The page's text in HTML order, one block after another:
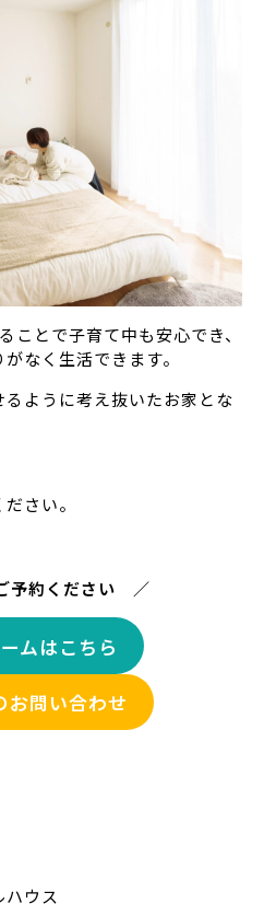
ことで子育て中も安心でき、
なく生活できます。
ように考え抜いたお家とな
さい。
予約ください ／
ムはこちら
お問い合わせ
ウス